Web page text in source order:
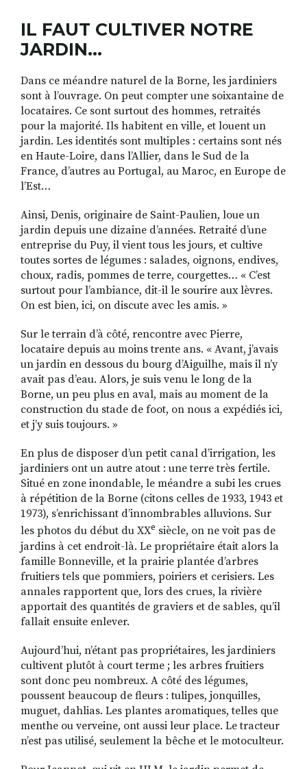
IL FAUT CULTIVER NOTRE
JARDIN…
Dans ce méandre naturel de la Borne, les jardiniers
sont à l’ouvrage. On peut compter une soixantaine de
locataires. Ce sont surtout des hommes, retraités
pour la majorité. Ils habitent en ville, et louent un
jardin. Les identités sont multiples : certains sont nés
en Haute-Loire, dans l’Allier, dans le Sud de la
France, d’autres au Portugal, au Maroc, en Europe de
l’Est…
Ainsi, Denis, originaire de Saint-Paulien, loue un
jardin depuis une dizaine d’années. Retraité d’une
entreprise du Puy, il vient tous les jours, et cultive
toutes sortes de légumes : salades, oignons, endives,
choux, radis, pommes de terre, courgettes… « C’est
surtout pour l’ambiance, dit-il le sourire aux lèvres.
On est bien, ici, on discute avec les amis. »
Sur le terrain d’à côté, rencontre avec Pierre,
locataire depuis au moins trente ans. « Avant, j’avais
un jardin en dessous du bourg d’Aiguilhe, mais il n’y
avait pas d’eau. Alors, je suis venu le long de la
Borne, un peu plus en aval, mais au moment de la
construction du stade de foot, on nous a expédiés ici,
et j’y suis toujours. »
En plus de disposer d’un petit canal d’irrigation, les
jardiniers ont un autre atout : une terre très fertile.
Situé en zone inondable, le méandre a subi les crues
à répétition de la Borne (citons celles de 1933, 1943 et
1973), s’enrichissant d’innombrables alluvions. Sur
les photos du début du XXe siècle, on ne voit pas de
jardins à cet endroit-là. Le propriétaire était alors la
famille Bonneville, et la prairie plantée d’arbres
fruitiers tels que pommiers, poiriers et cerisiers. Les
annales rapportent que, lors des crues, la rivière
apportait des quantités de graviers et de sables, qu’il
fallait ensuite enlever.
Aujourd’hui, n’étant pas propriétaires, les jardiniers
cultivent plutôt à court terme ; les arbres fruitiers
sont donc peu nombreux. A côté des légumes,
poussent beaucoup de fleurs : tulipes, jonquilles,
muguet, dahlias. Les plantes aromatiques, telles que
menthe ou verveine, ont aussi leur place. Le tracteur
n’est pas utilisé, seulement la bêche et le motoculteur.